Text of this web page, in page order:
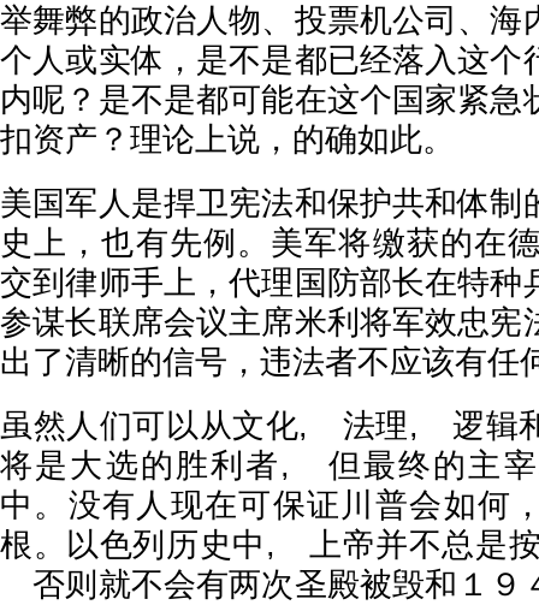
举舞弊的政治人物、投票机公司、海
个人或实体，是不是都已经落入这个
内呢？是不是都可能在这个国家紧急
扣资产？理论上说，的确如此。
美国军人是捍卫宪法和保护共和体制
史上，也有先例。美军将缴获的在
交到律师手上，代理国防部长在特种
参谋长联席会议主席米利将军效忠宪
出了清晰的信号，违法者不应该有任
虽然人们可以从文化, 法理, 逻辑
将是大选的胜利者, 但最终的主
中。没有人现在可保证川普会如何
根。以色列历史中, 上帝并不总是
否则就不会有两次圣殿被毁和１９